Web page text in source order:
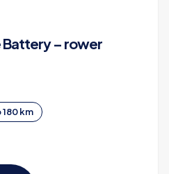
Battery – rower
180 km